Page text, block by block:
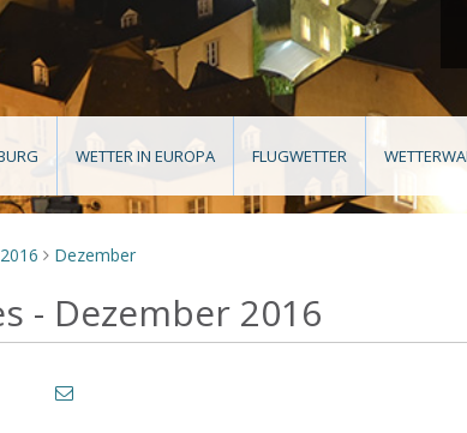
WETTER IN EUROPA FLUGWETTER
2016 > Dezember
- Dezember 2016